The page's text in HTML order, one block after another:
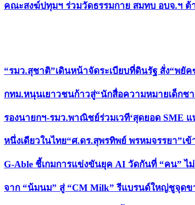
คณะสงฆ์ปทุมฯ ร่วมวัดธรรมกาย สมทบ อบจ.ฯ ต้
“รมว.สุชาติ”เดินหน้าจัดระเบียบที่ดินรัฐ สั่ง“พ
กทม.หนุนเยาวชนก้าวสู่“นักสื่อความหมายเด็กช
รองนายกฯ-รมว.พาณิชย์ร่วมเวที‘สุดยอด SME
หนึ่งเดียวในไทย“ศ.ดร.สุพรทิพย์ พรหมจรรยา
G-Able ชี้เกมการแข่งขันยุค AI วัดกันที่ “คน” ไ
จาก “น้มนม” สู่ “CM Milk” รีแบรนด์ใหญ่ชูจุด